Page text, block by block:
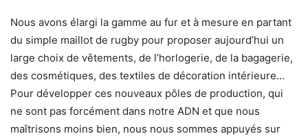
Nous avons élargi la gamme au fur et à mesure en partant
du simple maillot de rugby pour proposer aujourd’hui un
large choix de vêtements, de l’horlogerie, de la bagagerie,
des cosmétiques, des textiles de décoration intérieure…
Pour développer ces nouveaux pôles de production, qui
ne sont pas forcément dans notre ADN et que nous
maîtrisons moins bien, nous nous sommes appuyés sur